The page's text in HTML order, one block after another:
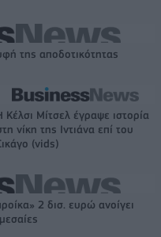
της αποδοτικότητας
Κέλσι Μίτσελ έγραψε ιστορία
νίκη της Ιντιάνα επί του
(vids)
2 δισ. ευρώ ανοίγει